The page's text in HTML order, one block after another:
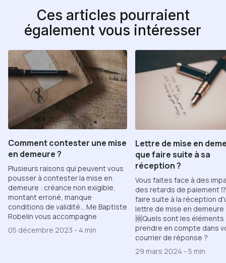
Ces articles pourraient
également vous intéresser
Comment contester une mise
en demeure ?
Plusieurs raisons qui peuvent vous
pousser à contester la mise en
demeure : créance non exigible,
montant erroné, manque
conditions de validité... Me Baptiste
Robelin vous accompagne
05 décembre 2023 - 4 min
Lettre de mise en
que faire suite à sa
réception ?
Vous faites face à des
des retards de paiement
faire suite à la réception
lettre de mise en demeure
🆘Quels sont les éléments
prendre en compte dans
courrier de réponse ?
29 mars 2024 - 5 min